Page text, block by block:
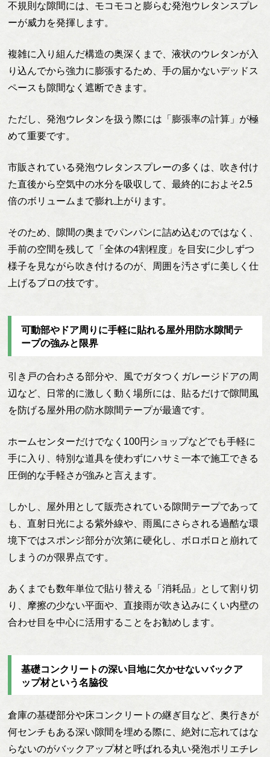
不規則な隙間には、モコモコと膨らむ発泡ウレタンスプレ
ーが威力を発揮します。
複雑に入り組んだ構造の奥深くまで、液状のウレタンが入
り込んでから強力に膨張するため、手の届かないデッドス
ペースも隙間なく遮断できます。
ただし、発泡ウレタンを扱う際には「膨張率の計算」が極
めて重要です。
市販されている発泡ウレタンスプレーの多くは、吹き付け
た直後から空気中の水分を吸収して、最終的におよそ2.5
倍のボリュームまで膨れ上がります。
そのため、隙間の奥までパンパンに詰め込むのではなく、
手前の空間を残して「全体の4割程度」を目安に少しずつ
様子を見ながら吹き付けるのが、周囲を汚さずに美しく仕
上げるプロの技です。
可動部やドア周りに手軽に貼れる屋外用防水隙間テ
ープの強みと限界
引き戸の合わさる部分や、風でガタつくガレージドアの周
辺など、日常的に激しく動く場所には、貼るだけで隙間風
を防げる屋外用の防水隙間テープが最適です。
ホームセンターだけでなく100円ショップなどでも手軽に
手に入り、特別な道具を使わずにハサミ一本で施工できる
圧倒的な手軽さが強みと言えます。
しかし、屋外用として販売されている隙間テープであって
も、直射日光による紫外線や、雨風にさらされる過酷な環
境下ではスポンジ部分が次第に硬化し、ボロボロと崩れて
しまうのが限界点です。
あくまでも数年単位で貼り替える「消耗品」として割り切
り、摩擦の少ない平面や、直接雨が吹き込みにくい内壁の
合わせ目を中心に活用することをお勧めします。
基礎コンクリートの深い目地に欠かせないバックア
ップ材という名脇役
倉庫の基礎部分や床コンクリートの継ぎ目など、奥行きが
何センチもある深い隙間を埋める際に、絶対に忘れてはな
らないのがバックアップ材と呼ばれる丸い発泡ポリエチレ